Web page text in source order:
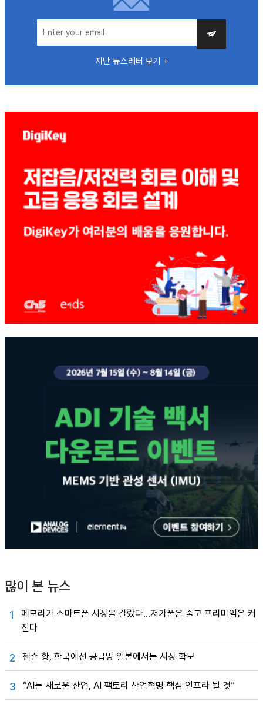
지난 뉴스레터 보기 +
많이 본 뉴스
1
메모리가 스마트폰 시장을 갈랐다…저가폰은 줄고 프리미엄은 커
진다
2 젠슨 황, 한국에선 공급망 일본에서는 시장 확보
3 “AI는 새로운 산업, AI 팩토리 산업혁명 핵심 인프라 될 것”